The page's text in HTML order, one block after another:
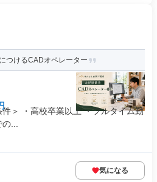
つけるCADオペレーター
＞ ・高校卒業以上 ・フルタイム勤
...
気になる